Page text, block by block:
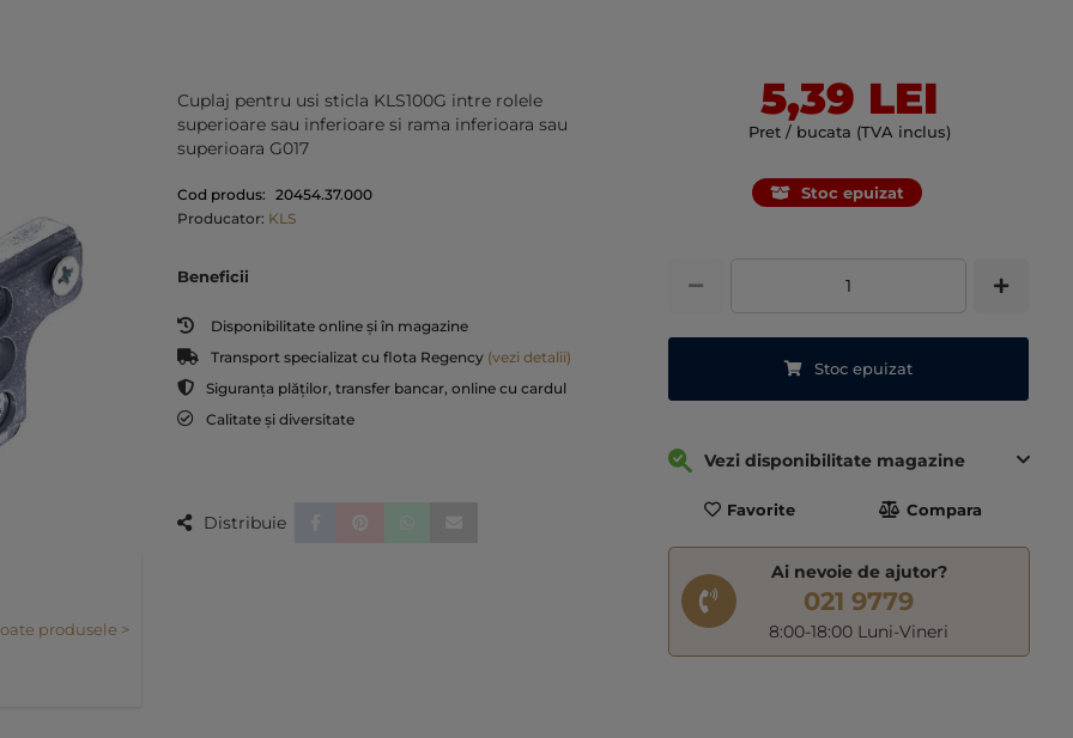
produsele >
5,39 LEI
Pret / bucata (TVA inclus)
Stoc epuizat
Stoc epuizat
Vezi disponibilitate magazine
Favorite Compara
Ai nevoie de ajutor?
021 9779
8:00-18:00 Luni-Vineri
Cuplaj pentru usi sticla KLS100G intre rolele
superioare sau inferioare si rama inferioara sau
superioara G017
Cod produs: 20454.37.000
Producator: KLS
Beneficii
Disponibilitate online și în magazine
Transport specializat cu flota Regency (vezi detalii)
Siguranța plăților, transfer bancar, online cu cardul
Calitate și diversitate
Distribuie